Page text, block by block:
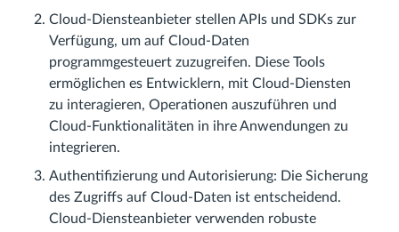
Cloud-Diensteanbieter stellen APIs und SDKs zur
Verfügung, um auf Cloud-Daten
programmgesteuert zuzugreifen. Diese Tools
ermöglichen es Entwicklern, mit Cloud-Diensten
zu interagieren, Operationen auszuführen und
Cloud-Funktionalitäten in ihre Anwendungen zu
integrieren.
Authentifizierung und Autorisierung: Die Sicherung
des Zugriffs auf Cloud-Daten ist entscheidend.
Cloud-Diensteanbieter verwenden robuste